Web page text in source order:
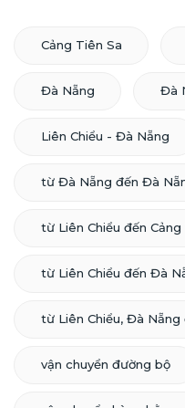
Cảng Tiên Sa
Đà Nẵng Đà
Liên Chiểu - Đà Nẵng
từ Đà Nẵng đến Đà
từ Liên Chiểu đến Cảng
từ Liên Chiểu đến Đà
từ Liên Chiểu, Đà Nẵng
vận chuyển đường bộ